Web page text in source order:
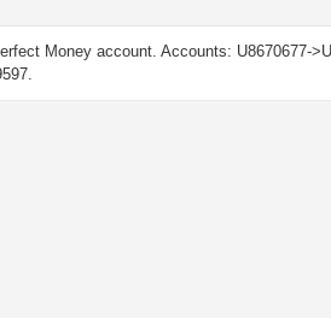
Money account. Accounts: U8670677-